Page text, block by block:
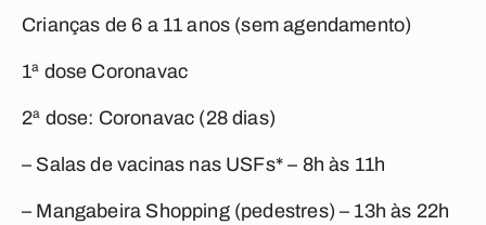
Crianças de 6 a 11 anos (sem agendamento)
1ª dose Coronavac
2ª dose: Coronavac (28 dias)
– Salas de vacinas nas USFs* – 8h às 11h
– Mangabeira Shopping (pedestres) – 13h às 22h